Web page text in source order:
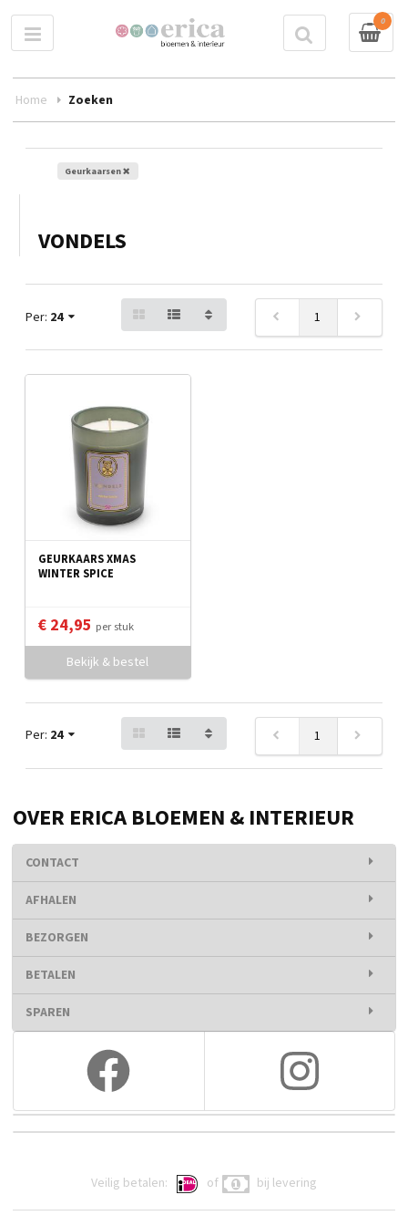
0
Home Zoeken
Geurkaarsen
VONDELS
Per: 24 1
GEURKAARS XMAS
WINTER SPICE
€ 24,95 per stuk
Bekijk & bestel
Per: 24 1
OVER ERICA BLOEMEN & INTERIEUR
CONTACT
AFHALEN
BEZORGEN
BETALEN
SPAREN
Veilig betalen: of bij levering